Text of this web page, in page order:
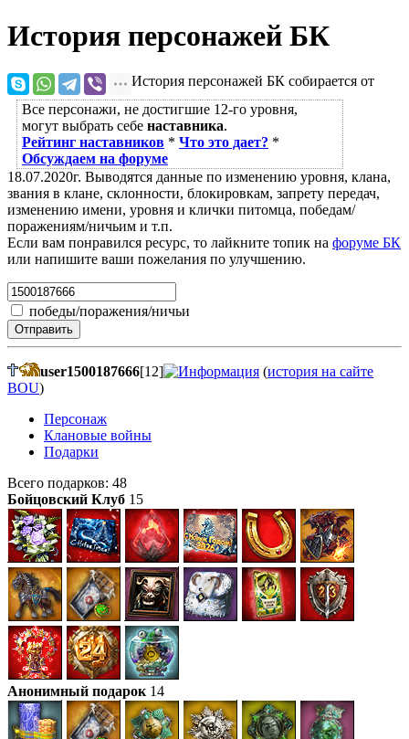
История персонажей БК
Все персонажи, не достигшие 12-го уровня,
могут выбрать себе наставника.
Рейтинг наставников * Что это дает? *
Обсуждаем на форуме
История персонажей БК собирается от
18.07.2020г. Выводятся данные по изменению уровня, клана,
звания в клане, склонности, блокировкам, запрету передач,
изменению имени, уровня и клички питомца, победам/
поражениям/ничьим и т.п.
Если вам понравился ресурс, то лайкните топик на форуме БК
или напишите ваши пожелания по улучшению.
победы/поражения/ничьи
Отправить
user1500187666[12] (история на сайте
BOU)
Персонаж
Клановые войны
Подарки
Всего подарков: 48
Бойцовский Клуб 15
Анонимный подарок 14